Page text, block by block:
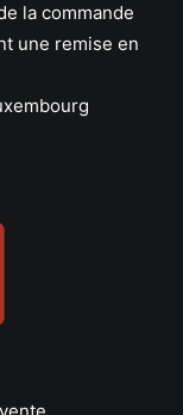
la commande
une remise en